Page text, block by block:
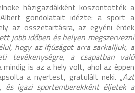
házigazdákként köszöntötték a
Albert gondolatait idézte: a sport a
az összetartásra, az egyéni érdek
jobb időben és helyen megszervezni
hogy az ifjúságot arra sarkalljuk, a
tevékenységre, a csapatban való
is az a hely volt, ahol az éppen
a nyertest, gratulált neki. „Azt
és igazi sportemberekként éljetek a